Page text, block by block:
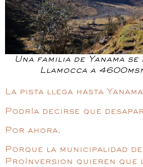
Una familia de Yanama
Llamocca a
La pista llega hasta
Podría decirse que
Por ahora.
Porque la municipalidad
ProInversion quieren que